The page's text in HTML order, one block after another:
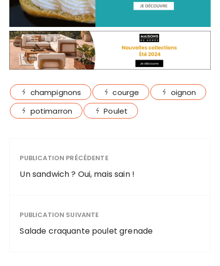
champignons courge
oignon
potimarron
Poulet
PUBLICATION PRÉCÉDENTE
Un sandwich ? Oui, mais sain !
PUBLICATION SUIVANTE
Salade craquante poulet grenade